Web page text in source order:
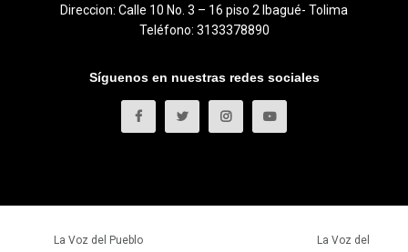
Direccion: Calle 10 No. 3 – 16 piso 2 Ibagué- Tolima
Teléfono: 3133378890
Síguenos en nuestras redes sociales
La Voz del Pueblo La Voz del